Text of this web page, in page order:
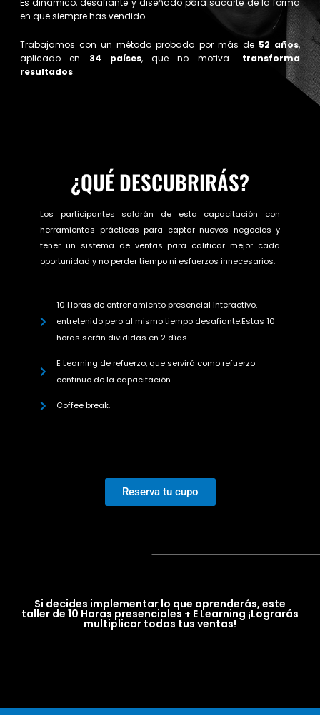
Es dinámico, desafiante y diseñado para sacarte de la forma
en que siempre has vendido.
Trabajamos con un método probado por más de 52 años,
aplicado en 34 países, que no motiva… transforma
resultados.
¿QUÉ DESCUBRIRÁS?
Los participantes saldrán de esta capacitación con
herramientas prácticas para captar nuevos negocios y
tener un sistema de ventas para calificar mejor cada
oportunidad y no perder tiempo ni esfuerzos innecesarios.
10 Horas de entrenamiento presencial interactivo,
entretenido pero al mismo tiempo desafiante.Estas 10
horas serán divididas en 2 días.
E Learning de refuerzo, que servirá como refuerzo
continuo de la capacitación.
Coffee break.
Reserva tu cupo
Si decides implementar lo que aprenderás, este
taller de 10 Horas presenciales + E Learning ¡Lograrás
multiplicar todas tus ventas!